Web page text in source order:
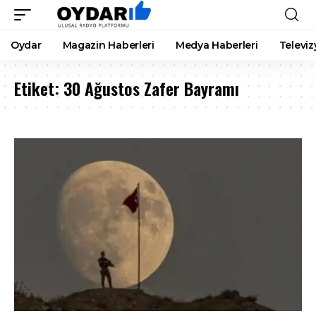
Oydar Magazin Haberleri Medya Haberleri
Etiket: 30 Ağustos Zafer Bayramı